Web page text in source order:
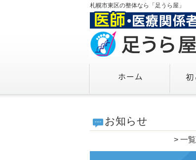
札幌市東区の整体なら「足うら屋」
お知らせ
一覧